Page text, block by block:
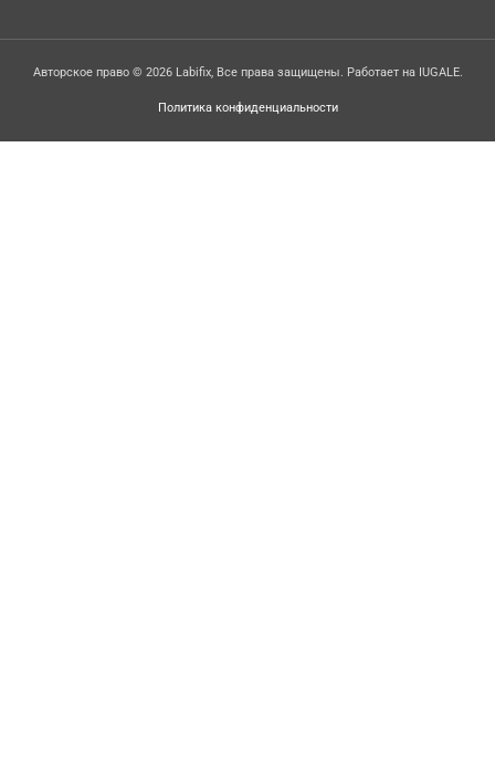
Авторское право © 2026 Labifix, Все права защищены. Работает на IUGALE.
Политика конфиденциальности